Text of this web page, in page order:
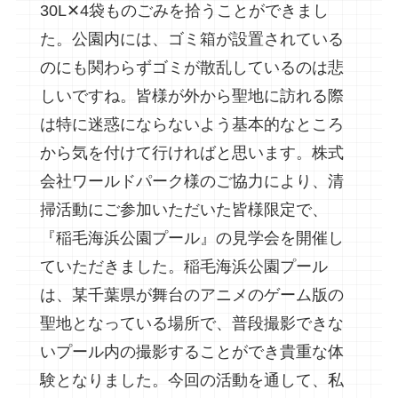
30L✕4袋ものごみを拾うことができまし
た。公園内には、ゴミ箱が設置されている
のにも関わらずゴミが散乱しているのは悲
しいですね。皆様が外から聖地に訪れる際
は特に迷惑にならないよう基本的なところ
から気を付けて行ければと思います。株式
会社ワールドパーク様のご協力により、清
掃活動にご参加いただいた皆様限定で、
『稲毛海浜公園プール』の見学会を開催し
ていただきました。稲毛海浜公園プール
は、某千葉県が舞台のアニメのゲーム版の
聖地となっている場所で、普段撮影できな
いプール内の撮影することができ貴重な体
験となりました。今回の活動を通して、私